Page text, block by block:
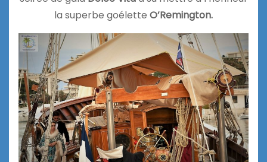
la superbe goélette O’Remington.